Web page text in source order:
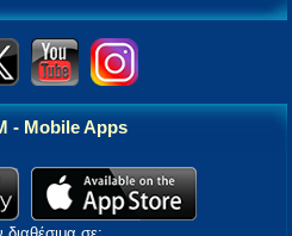
- Mobile Apps